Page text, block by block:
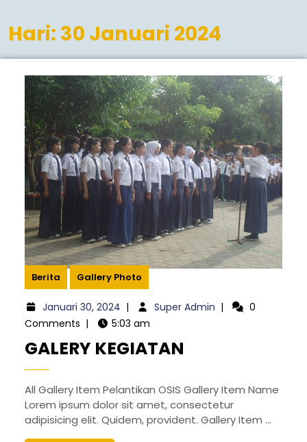
Hari: 30 Januari 2024
Berita Gallery Photo
Januari 30, 2024 | Super Admin |
0
Comments | 5:03 am
GALERY KEGIATAN
All Gallery Item Pelantikan OSIS Gallery Item Name
Lorem ipsum dolor sit amet, consectetur
adipisicing elit. Quidem, provident. Gallery Item ...